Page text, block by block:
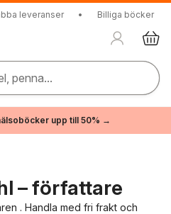
leveranser • Billiga böcker
penna...
upp till 50% →
– författare
. Handla med fri frakt och